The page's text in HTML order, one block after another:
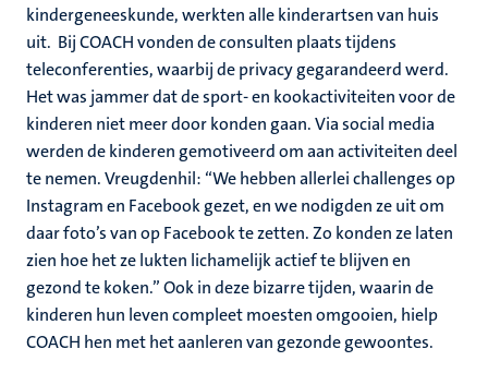
kindergeneeskunde, werkten alle kinderartsen van huis
uit. Bij COACH vonden de consulten plaats tijdens
teleconferenties, waarbij de privacy gegarandeerd werd.
Het was jammer dat de sport- en kookactiviteiten voor de
kinderen niet meer door konden gaan. Via social media
werden de kinderen gemotiveerd om aan activiteiten deel
te nemen. Vreugdenhil: “We hebben allerlei challenges op
Instagram en Facebook gezet, en we nodigden ze uit om
daar foto’s van op Facebook te zetten. Zo konden ze laten
zien hoe het ze lukten lichamelijk actief te blijven en
gezond te koken.” Ook in deze bizarre tijden, waarin de
kinderen hun leven compleet moesten omgooien, hielp
COACH hen met het aanleren van gezonde gewoontes.